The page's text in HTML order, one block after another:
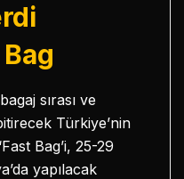
sırası ve
Türkiye’nin
Bag’i, 25-29
yapılacak